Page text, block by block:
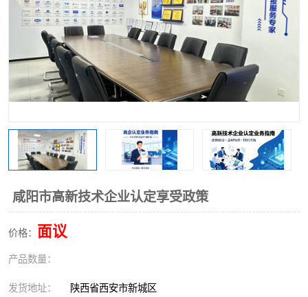
咸阳市高新技术企业认定享受政策
价格： 面议
产品数量：
发货地址： 陕西省西安市新城区